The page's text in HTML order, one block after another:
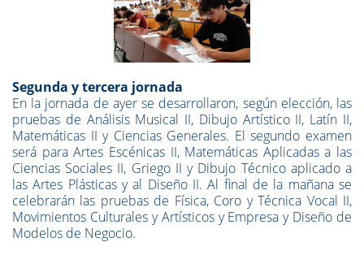
Segunda y tercera jornada
En la jornada de ayer se desarrollaron, según elección, las
pruebas de Análisis Musical II, Dibujo Artístico II, Latín II,
Matemáticas II y Ciencias Generales. El segundo examen
será para Artes Escénicas II, Matemáticas Aplicadas a las
Ciencias Sociales II, Griego II y Dibujo Técnico aplicado a
las Artes Plásticas y al Diseño II. Al final de la mañana se
celebrarán las pruebas de Física, Coro y Técnica Vocal II,
Movimientos Culturales y Artísticos y Empresa y Diseño de
Modelos de Negocio.